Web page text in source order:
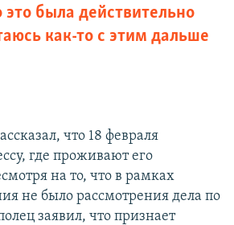
это была действительно
как-то с этим дальше
что 18 февраля
где проживают его
на то, что в рамках
не было рассмотрения дела по
заявил, что признает